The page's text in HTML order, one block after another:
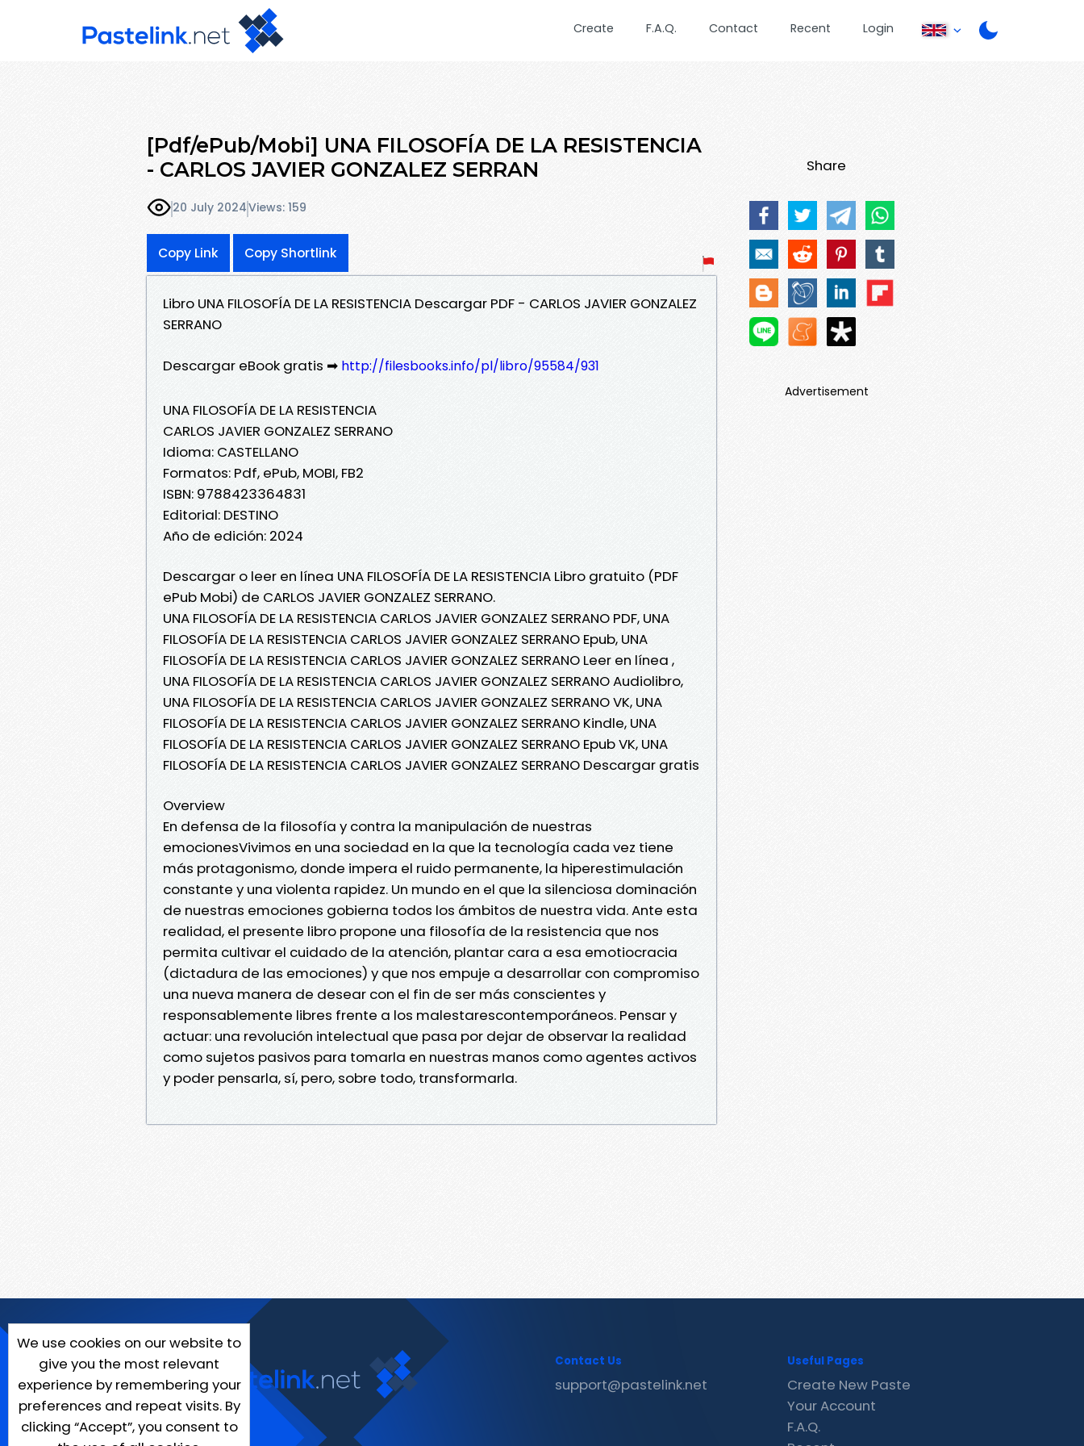
Create F.A.Q. Contact Recent Login
[Pdf/ePub/Mobi] UNA FILOSOFÍA DE LA RESISTENCIA
- CARLOS JAVIER GONZALEZ SERRAN
20 July 2024Views: 159
Copy Link Copy Shortlink
Libro UNA FILOSOFÍA DE LA RESISTENCIA Descargar PDF - CARLOS JAVIER GONZALEZ
SERRANO
Descargar eBook gratis ➡ http://filesbooks.info/pl/libro/95584/931
UNA FILOSOFÍA DE LA RESISTENCIA
CARLOS JAVIER GONZALEZ SERRANO
Idioma: CASTELLANO
Formatos: Pdf, ePub, MOBI, FB2
ISBN: 9788423364831
Editorial: DESTINO
Año de edición: 2024
Descargar o leer en línea UNA FILOSOFÍA DE LA RESISTENCIA Libro gratuito (PDF
ePub Mobi) de CARLOS JAVIER GONZALEZ SERRANO.
UNA FILOSOFÍA DE LA RESISTENCIA CARLOS JAVIER GONZALEZ SERRANO PDF, UNA
FILOSOFÍA DE LA RESISTENCIA CARLOS JAVIER GONZALEZ SERRANO Epub, UNA
FILOSOFÍA DE LA RESISTENCIA CARLOS JAVIER GONZALEZ SERRANO Leer en línea ,
UNA FILOSOFÍA DE LA RESISTENCIA CARLOS JAVIER GONZALEZ SERRANO Audiolibro,
UNA FILOSOFÍA DE LA RESISTENCIA CARLOS JAVIER GONZALEZ SERRANO VK, UNA
FILOSOFÍA DE LA RESISTENCIA CARLOS JAVIER GONZALEZ SERRANO Kindle, UNA
FILOSOFÍA DE LA RESISTENCIA CARLOS JAVIER GONZALEZ SERRANO Epub VK, UNA
FILOSOFÍA DE LA RESISTENCIA CARLOS JAVIER GONZALEZ SERRANO Descargar gratis
Overview
En defensa de la filosofía y contra la manipulación de nuestras
emocionesVivimos en una sociedad en la que la tecnología cada vez tiene
más protagonismo, donde impera el ruido permanente, la hiperestimulación
constante y una violenta rapidez. Un mundo en el que la silenciosa dominación
de nuestras emociones gobierna todos los ámbitos de nuestra vida. Ante esta
realidad, el presente libro propone una filosofía de la resistencia que nos
permita cultivar el cuidado de la atención, plantar cara a esa emotiocracia
(dictadura de las emociones) y que nos empuje a desarrollar con compromiso
una nueva manera de desear con el fin de ser más conscientes y
responsablemente libres frente a los malestarescontemporáneos. Pensar y
actuar: una revolución intelectual que pasa por dejar de observar la realidad
como sujetos pasivos para tomarla en nuestras manos como agentes activos
y poder pensarla, sí, pero, sobre todo, transformarla.
Share
Advertisement
We use cookies on our website to
give you the most relevant
experience by remembering your
preferences and repeat visits. By
clicking “Accept”, you consent to
Contact Us
support@pastelink.net
Useful Pages
Create New Paste
Your Account
F.A.Q.